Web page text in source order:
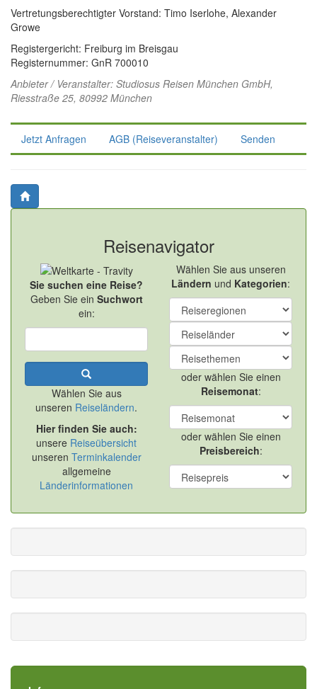
Vertretungsberechtigter Vorstand: Timo Iserlohe, Alexander
Growe
Registergericht: Freiburg im Breisgau
Registernummer: GnR 700010
Anbieter / Veranstalter: Studiosus Reisen München GmbH,
Riesstraße 25, 80992 München
Jetzt Anfragen AGB (Reiseveranstalter) Senden
Reisenavigator
Sie suchen eine Reise?
Geben Sie ein Suchwort
ein:
Wählen Sie aus
unseren Reiseländern.
Hier finden Sie auch:
unsere Reiseübersicht
unseren Terminkalender
allgemeine
Länderinformationen
Wählen Sie aus unseren
Ländern und Kategorien:
oder wählen Sie einen
Reisemonat:
oder wählen Sie einen
Preisbereich: